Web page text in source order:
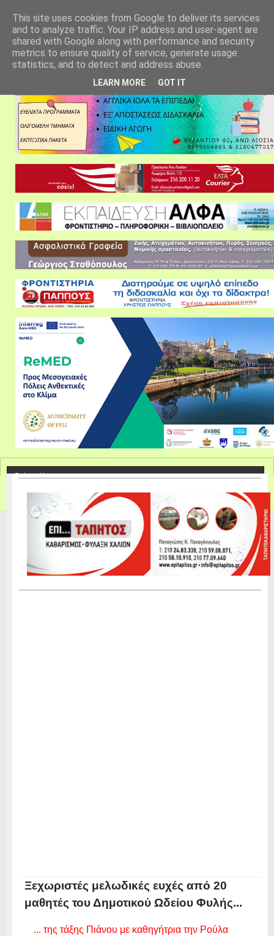
Ξεχωριστές μελωδικές ευχές από 20
μαθητές του Δημοτικού Ωδείου Φυλής...
... της τάξης Πιάνου με καθηγήτρια την Ρούλα
This site uses cookies from Google to deliver its services
and to analyze traffic. Your IP address and user-agent are
shared with Google along with performance and security
metrics to ensure quality of service, generate usage
statistics, and to detect and address abuse.
LEARN MORE GOT IT